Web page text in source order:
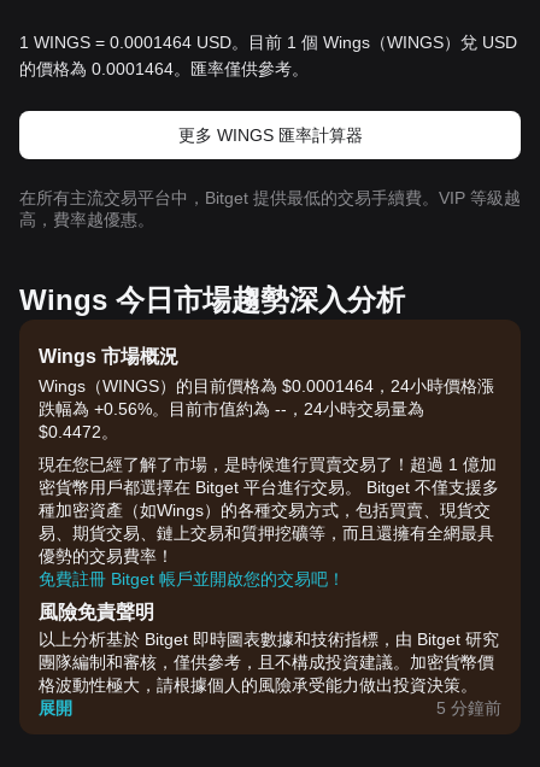
1 WINGS = 0.0001464 USD。目前 1 個 Wings（WINGS）兌 USD
的價格為 0.0001464。匯率僅供參考。
更多 WINGS 匯率計算器
在所有主流交易平台中，Bitget 提供最低的交易手續費。VIP 等級越
高，費率越優惠。
Wings 今日市場趨勢深入分析
Wings 市場概況
Wings（WINGS）的目前價格為 $0.0001464，24小時價格漲
跌幅為 +0.56%。目前市值約為 --，24小時交易量為
$0.4472。
現在您已經了解了市場，是時候進行買賣交易了！超過 1 億加
密貨幣用戶都選擇在 Bitget 平台進行交易。 Bitget 不僅支援多
種加密資產（如Wings）的各種交易方式，包括買賣、現貨交
易、期貨交易、鏈上交易和質押挖礦等，而且還擁有全網最具
優勢的交易費率！
免費註冊 Bitget 帳戶並開啟您的交易吧！
風險免責聲明
以上分析基於 Bitget 即時圖表數據和技術指標，由 Bitget 研究
團隊編制和審核，僅供參考，且不構成投資建議。加密貨幣價
格波動性極大，請根據個人的風險承受能力做出投資決策。
展開
5 分鐘前